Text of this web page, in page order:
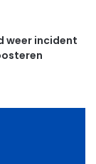
weer incident